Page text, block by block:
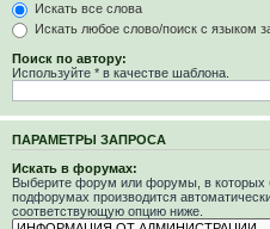
Искать все слова
Искать любое слово/поиск с языком
Поиск по автору:
Используйте * в качестве шаблона.
ПАРАМЕТРЫ ЗАПРОСА
Искать в форумах:
Выберите форум или форумы, в которых
подфорумах производится
соответствующую опцию ниже.